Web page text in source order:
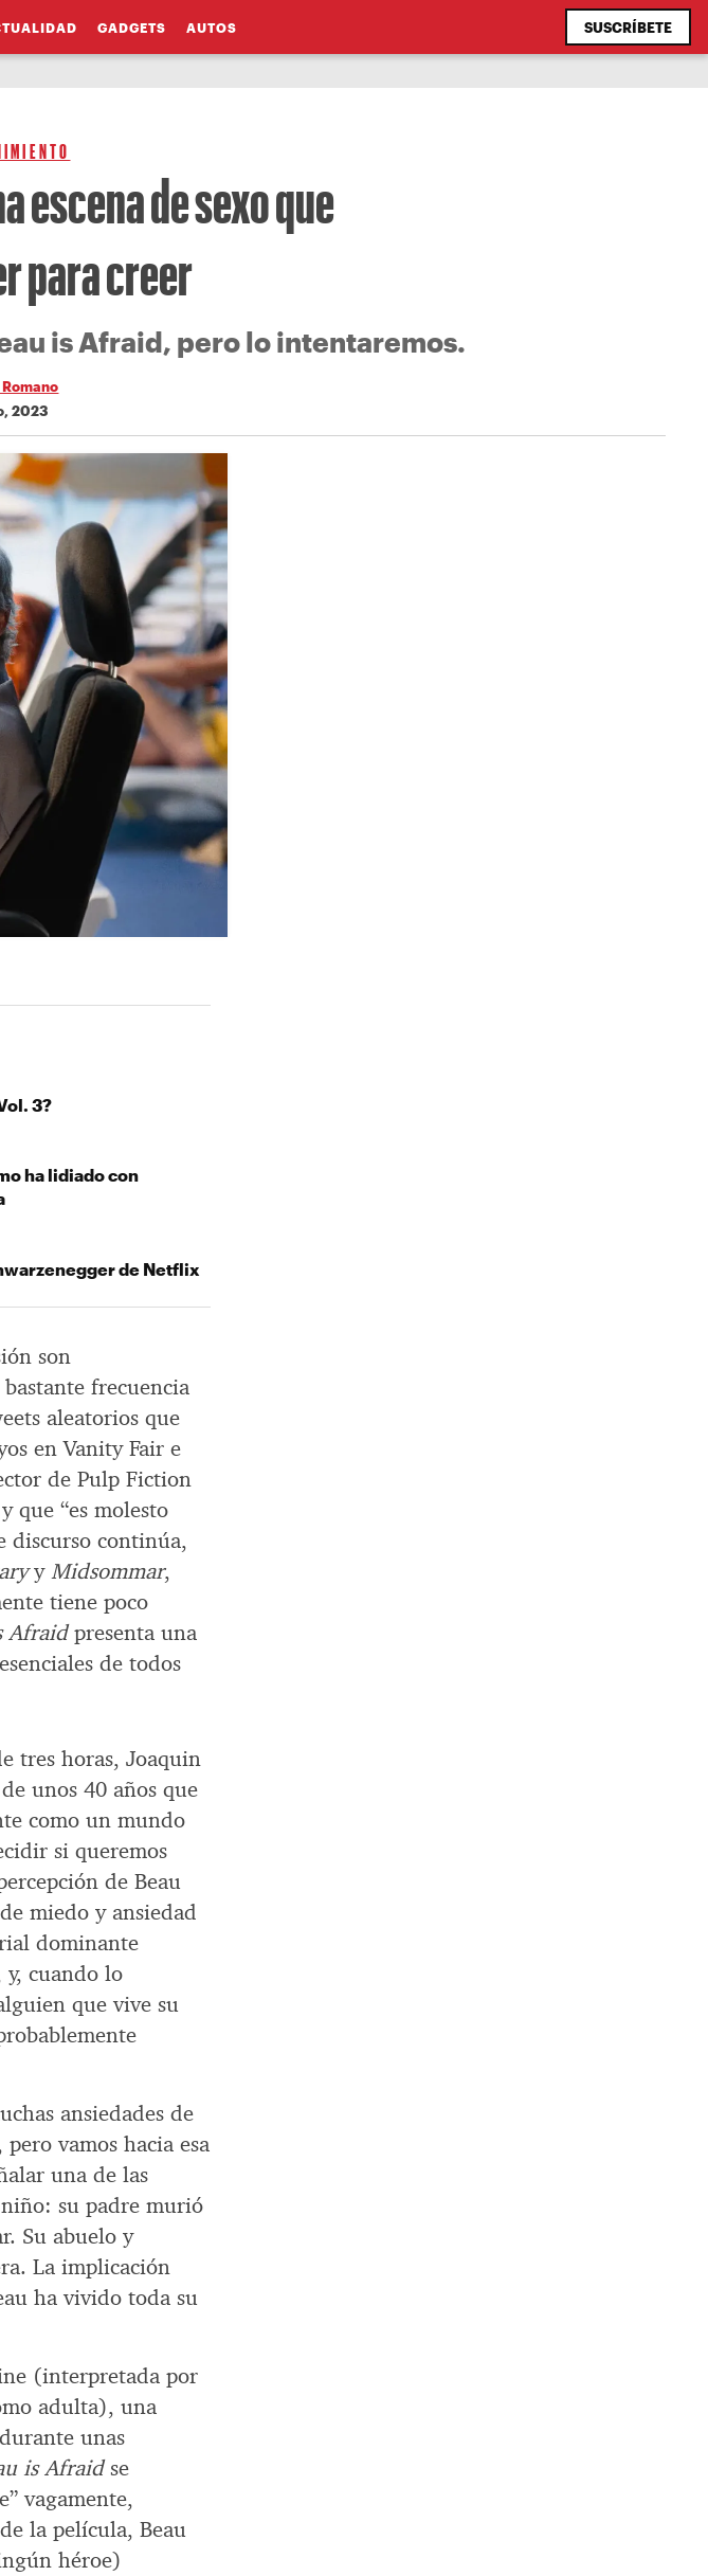
GADGETS AUTOS SUSCRÍBETE
escena de sexo que
para creer
is Afraid, pero lo intentaremos.
2023
son
frecuencia
aleatorios que
en Vanity Fair e
de Pulp Fiction
que “es molesto
discurso continúa,
yMidsommar,
tiene poco
Afraidpresenta una
de todos
tres horas, Joaquin
unos 40 años que
como un mundo
si queremos
de Beau
miedo y ansiedad
dominante
y, cuando lo
que vive su
ansiedades de
vamos hacia esa
una de las
su padre murió
Su abuelo y
La implicación
ha vivido toda su
(interpretada por
adulta), una
unas
is Afraidse
vagamente,
la película, Beau
héroe)
3?
ha lidiado con
de Netflix